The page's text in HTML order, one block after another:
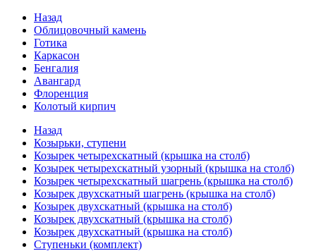
Назад
Облицовочный камень
Готика
Каркасон
Бенгалия
Авангард
Флоренция
Колотый кирпич
Назад
Козырьки, ступени
Козырек четырехскатный (крышка на столб)
Козырек четырехскатный узорный (крышка на столб)
Козырек четырехскатный шагрень (крышка на столб)
Козырек двухскатный шагрень (крышка на столб)
Козырек двухскатный (крышка на столб)
Козырек двухскатный (крышка на столб)
Козырек двухскатный (крышка на столб)
Ступеньки (комплект)